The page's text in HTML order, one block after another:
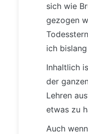
sich wie
gezogen
ich
Inhaltlich
der
Lehren
etwas zu
Auch